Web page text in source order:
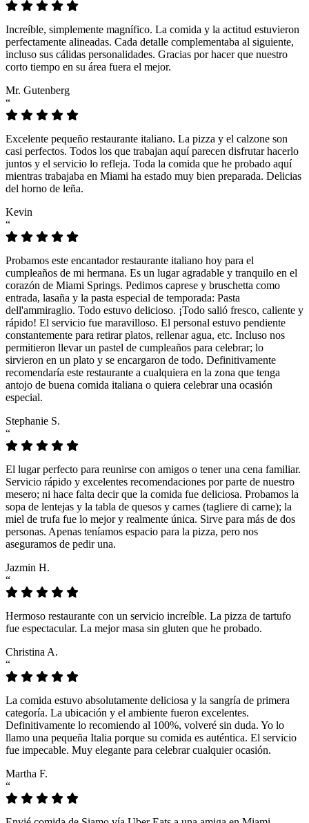
Increíble, simplemente magnífico. La comida y la actitud estuvieron
perfectamente alineadas. Cada detalle complementaba al siguiente,
incluso sus cálidas personalidades. Gracias por hacer que nuestro
corto tiempo en su área fuera el mejor.
Mr. Gutenberg
“
Excelente pequeño restaurante italiano. La pizza y el calzone son
casi perfectos. Todos los que trabajan aquí parecen disfrutar hacerlo
juntos y el servicio lo refleja. Toda la comida que he probado aquí
mientras trabajaba en Miami ha estado muy bien preparada. Delicias
del horno de leña.
Kevin
“
Probamos este encantador restaurante italiano hoy para el
cumpleaños de mi hermana. Es un lugar agradable y tranquilo en el
corazón de Miami Springs. Pedimos caprese y bruschetta como
entrada, lasaña y la pasta especial de temporada: Pasta
dell'ammiraglio. Todo estuvo delicioso. ¡Todo salió fresco, caliente y
rápido! El servicio fue maravilloso. El personal estuvo pendiente
constantemente para retirar platos, rellenar agua, etc. Incluso nos
permitieron llevar un pastel de cumpleaños para celebrar; lo
sirvieron en un plato y se encargaron de todo. Definitivamente
recomendaría este restaurante a cualquiera en la zona que tenga
antojo de buena comida italiana o quiera celebrar una ocasión
especial.
Stephanie S.
“
El lugar perfecto para reunirse con amigos o tener una cena familiar.
Servicio rápido y excelentes recomendaciones por parte de nuestro
mesero; ni hace falta decir que la comida fue deliciosa. Probamos la
sopa de lentejas y la tabla de quesos y carnes (tagliere di carne); la
miel de trufa fue lo mejor y realmente única. Sirve para más de dos
personas. Apenas teníamos espacio para la pizza, pero nos
aseguramos de pedir una.
Jazmin H.
“
Hermoso restaurante con un servicio increíble. La pizza de tartufo
fue espectacular. La mejor masa sin gluten que he probado.
Christina A.
“
La comida estuvo absolutamente deliciosa y la sangría de primera
categoría. La ubicación y el ambiente fueron excelentes.
Definitivamente lo recomiendo al 100%, volveré sin duda. Yo lo
llamo una pequeña Italia porque su comida es auténtica. El servicio
fue impecable. Muy elegante para celebrar cualquier ocasión.
Martha F.
“